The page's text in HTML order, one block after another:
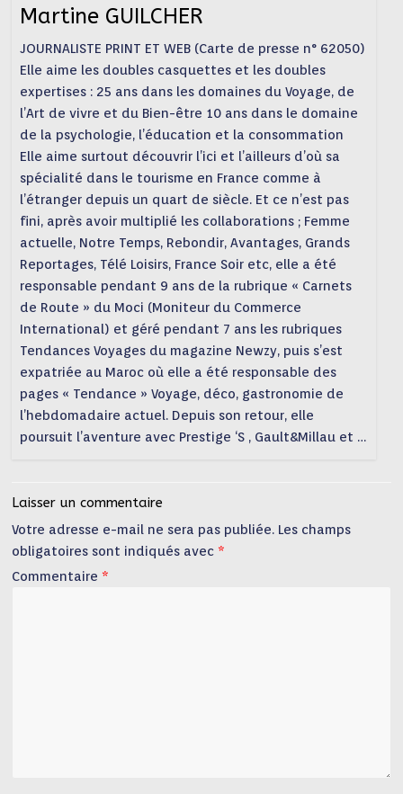
Martine GUILCHER
JOURNALISTE PRINT ET WEB (Carte de presse n° 62050)
Elle aime les doubles casquettes et les doubles
expertises : 25 ans dans les domaines du Voyage, de
l’Art de vivre et du Bien-être 10 ans dans le domaine
de la psychologie, l’éducation et la consommation
Elle aime surtout découvrir l’ici et l’ailleurs d’où sa
spécialité dans le tourisme en France comme à
l’étranger depuis un quart de siècle. Et ce n’est pas
fini, après avoir multiplié les collaborations ; Femme
actuelle, Notre Temps, Rebondir, Avantages, Grands
Reportages, Télé Loisirs, France Soir etc, elle a été
responsable pendant 9 ans de la rubrique « Carnets
de Route » du Moci (Moniteur du Commerce
International) et géré pendant 7 ans les rubriques
Tendances Voyages du magazine Newzy, puis s’est
expatriée au Maroc où elle a été responsable des
pages « Tendance » Voyage, déco, gastronomie de
l’hebdomadaire actuel. Depuis son retour, elle
poursuit l’aventure avec Prestige ‘S , Gault&Millau et …
Laisser un commentaire
Votre adresse e-mail ne sera pas publiée. Les champs
obligatoires sont indiqués avec *
Commentaire *